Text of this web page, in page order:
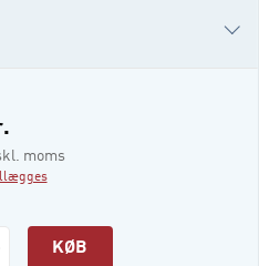
moms
KØB